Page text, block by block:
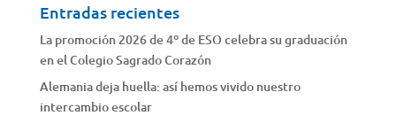
Entradas recientes
La promoción 2026 de 4º de ESO celebra su graduación
en el Colegio Sagrado Corazón
Alemania deja huella: así hemos vivido nuestro
intercambio escolar